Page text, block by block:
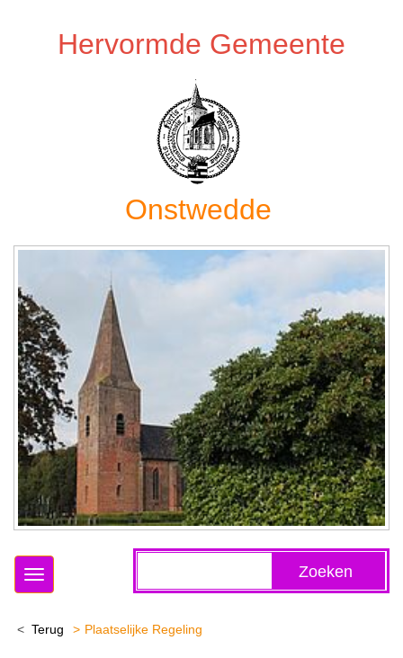
Hervormde Gemeente
Onstwedde
Zoeken
Toggle
Terug Plaatselijke Regeling